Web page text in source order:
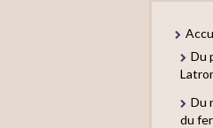
Du
Du
du fer